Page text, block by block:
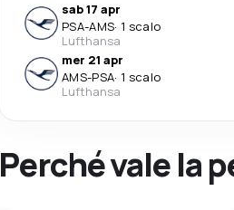
sab 17 apr
PSA-AMS· 1 scalo
Lufthansa
mer 21 apr
AMS-PSA· 1 scalo
Lufthansa
Perché vale la